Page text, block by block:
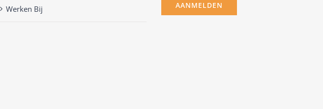
Werken Bij